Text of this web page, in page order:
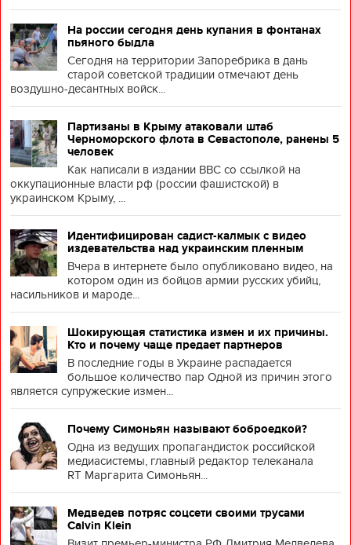
На россии сегодня день купания в фонтанах
пьяного быдла
Сегодня на территории Запоребрика в дань
старой советской традиции отмечают день
воздушно-десантных войск...
Партизаны в Крыму атаковали штаб
Черноморского флота в Севастополе, ранены 5
человек
Как написали в издании BBC со ссылкой на
оккупационные власти рф (россии фашистской) в
украинском Крыму, ...
Идентифицирован садист-калмык с видео
издевательства над украинским пленным
Вчера в интернете было опубликовано видео, на
котором один из бойцов армии русских убийц,
насильников и мароде...
Шокирующая статистика измен и их причины.
Кто и почему чаще предает партнеров
В последние годы в Украине распадается
большое количество пар Одной из причин этого
является супружеские измен...
Почему Симоньян называют боброедкой?
Одна из ведущих пропагандисток российской
медиасистемы, главный редактор телеканала
RT Маргарита Симоньян...
Медведев потряс соцсети своими трусами
Calvin Klein